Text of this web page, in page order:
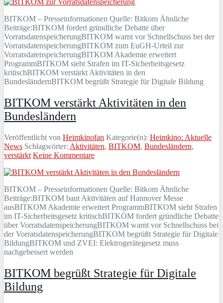
BITKOM – Presseinformationen Quelle: Bitkom Ähnliche
Beiträge:BITKOM fordert gründliche Debatte über
VorratsdatenspeicherungBITKOM warnt vor Schnellschuss bei der
VorratsdatenspeicherungBITKOM zum EuGH-Urteil zur
VorratsdatenspeicherungBITKOM Akademie erweitert
ProgrammBITKOM sieht Strafen im IT-Sicherheitsgesetz
kritischBITKOM verstärkt Aktivitäten in den
BundesländernBITKOM begrüßt Strategie für Digitale Bildung
BITKOM verstärkt Aktivitäten in den
Bundesländern
Veröffentlicht von Heimkinofan Kategorie(n): Heimkino: Aktuelle
News Schlagwörter: Aktivitäten, BITKOM, Bundesländern,
verstärkt Keine Kommentare
BITKOM – Presseinformationen Quelle: Bitkom Ähnliche
Beiträge:BITKOM baut Aktivitäten auf Hannover Messe
ausBITKOM Akademie erweitert ProgrammBITKOM sieht Strafen
im IT-Sicherheitsgesetz kritischBITKOM fordert gründliche Debatte
über VorratsdatenspeicherungBITKOM warnt vor Schnellschuss bei
der VorratsdatenspeicherungBITKOM begrüßt Strategie für Digitale
BildungBITKOM und ZVEI: Elektrogerätegesetz muss
nachgebessert werden
BITKOM begrüßt Strategie für Digitale
Bildung